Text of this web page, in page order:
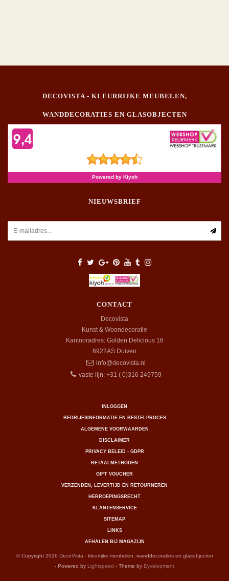
DECOVISTA - KLEURRIJKE MEUBELEN,
WANDDECORATIES EN GLASOBJECTEN
NIEUWSBRIEF
CONTACT
Decovista
Kunst & Woondecoratie
Kantooradres: Golden Delicious 16
6922AS Duiven
info@decovista.nl
vaste lijn: +31 ( 0)316 249759
INLOGGEN
BEDRIJFSINFORMATIE EN BESTELPROCES
ALGEMENE VOORWAARDEN
DISCLAIMER
PRIVACY BELEID - GDPR
BETAALMETHODEN
GIFT VOUCHER
VERZENDEN, LEVERTIJD EN RETOURNEREN
HERROEPINGSRECHT
KLANTENSERVICE
SITEMAP
LINKS
AFHALEN BIJ MAGAZIJN
© Copyright 2026 DecoVista - kleurrijke meubelen, wanddecoraties en glasobjecten
- Powered by Lightspeed - Theme by Dyvelopment